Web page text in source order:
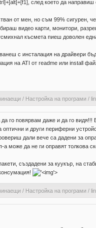
след което да
от мен, но съм 99% сигурен,
видео карти, монитори,
късмета пиеш доволен
с инсталация на драйвери
на ATI от readme или install
/ Настройка на програми/
го повярвам даже и да го
оптични и други периферни
дали вече са дадени за
а може да не ги оправят толкова
създадени за куукър, на
'>
/ Настройка на програми/